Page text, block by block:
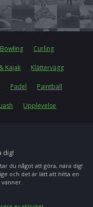
Bowling Curling
Kajak Klättervägg
Padel Paintball
Upplevelse
dig!
du något att göra, nära dig!
och det är lätt att hitta en